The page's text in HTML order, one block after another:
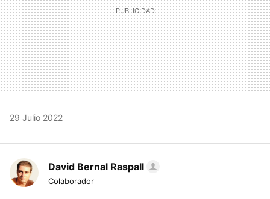
29 Julio 2022
David Bernal Raspall
Colaborador